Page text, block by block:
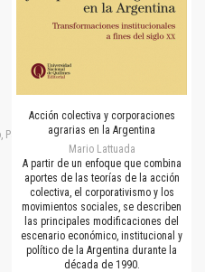
Barrio, Rodolfo Richard-Jorba
Acción colectiva y corporaciones
agrarias en la Argentina
Mario Lattuada
A partir de un enfoque que combina
aportes de las teorías de la acción
colectiva, el corporativismo y los
movimientos sociales, se describen
las principales modificaciones del
escenario económico, institucional y
político de la Argentina durante la
década de 1990.